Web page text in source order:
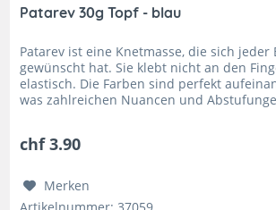
Patarev 30g Topf - blau
Patarev ist eine Knetmasse, die sich jeder
gewünscht hat. Sie klebt nicht an den
elastisch. Die Farben sind perfekt
was zahlreichen Nuancen und
chf 3.90
Merken